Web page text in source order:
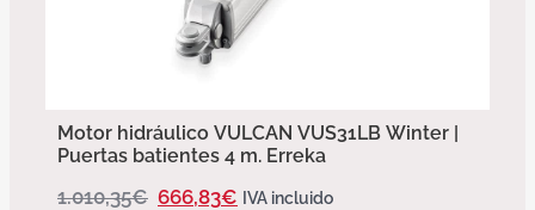
Motor hidráulico VULCAN VUS31LB Winter |
Puertas batientes 4 m. Erreka
1.010,35€ 666,83€ IVA incluido